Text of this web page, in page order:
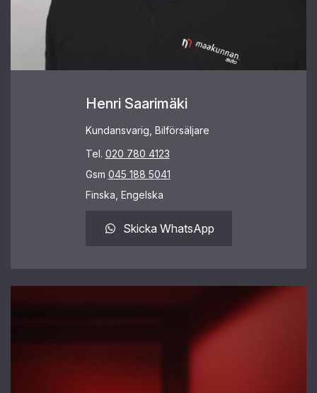
Henri Saarimäki
Kundansvarig, Bilförsäljare
Tel. 020 780 4123
Gsm 045 188 5041
Finska, Engelska
Skicka WhatsApp